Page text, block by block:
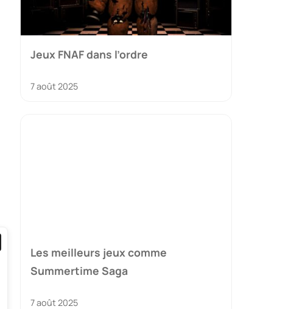
Jeux FNAF dans l’ordre
7 août 2025
Les meilleurs jeux comme
Summertime Saga
7 août 2025